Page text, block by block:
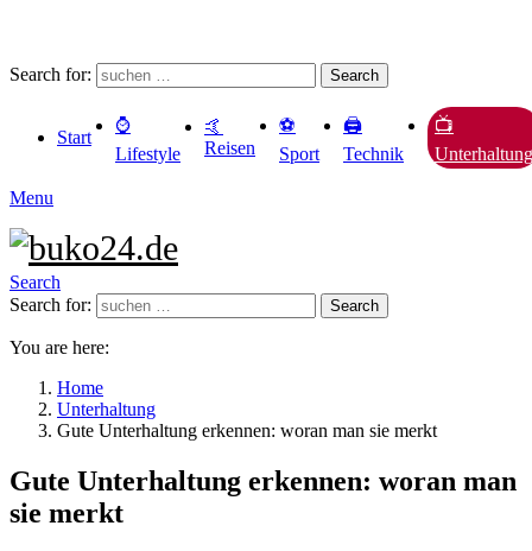
Search for: Search
Start
⌚️
Lifestyle
🤙
Reisen
⚽️
Sport
🖨️
Technik
📺
Unterhaltung
Menu
Search
Search for:
Search
You are here:
Home
Unterhaltung
Gute Unterhaltung erkennen: woran man sie merkt
Gute Unterhaltung erkennen: woran man
sie merkt